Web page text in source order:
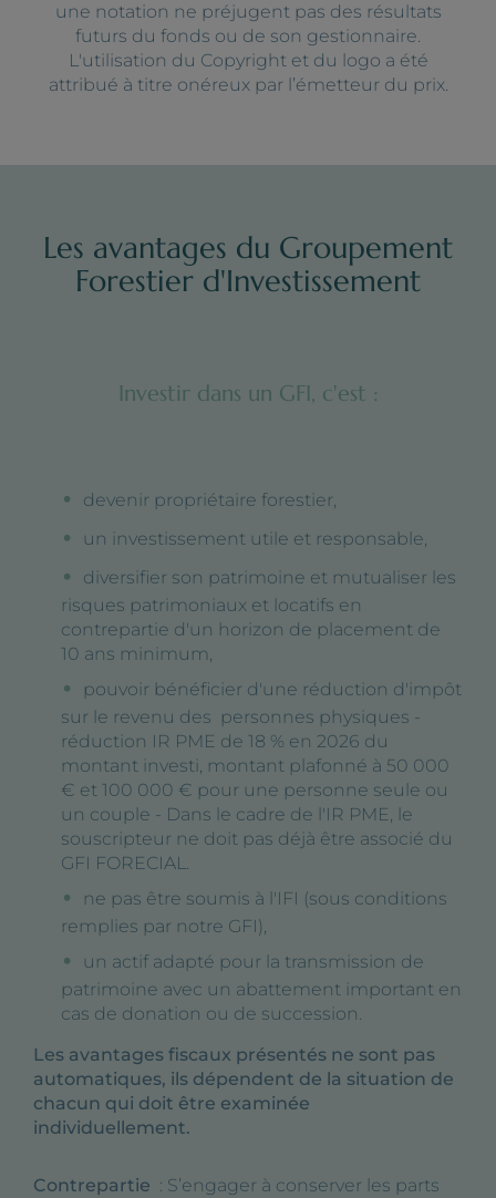
une notation ne préjugent pas des résultats
futurs du fonds ou de son gestionnaire.
L'utilisation du Copyright et du logo a été
attribué à titre onéreux par l’émetteur du prix.
Les avantages du Groupement
Forestier d'Investissement
Investir dans un GFI, c'est :
devenir propriétaire forestier,
un investissement utile et responsable,
diversifier son patrimoine et mutualiser les
risques patrimoniaux et locatifs en
contrepartie d'un horizon de placement de
10 ans minimum,
pouvoir bénéficier d'une réduction d'impôt
sur le revenu des personnes physiques -
réduction IR PME de 18 % en 2026 du
montant investi, montant plafonné à 50 000
€ et 100 000 € pour une personne seule ou
un couple - Dans le cadre de l'IR PME, le
souscripteur ne doit pas déjà être associé du
GFI FORECIAL.
ne pas être soumis à l'IFI (sous conditions
remplies par notre GFI),
un actif adapté pour la transmission de
patrimoine avec un abattement important en
cas de donation ou de succession.
Les avantages fiscaux présentés ne sont pas
automatiques, ils dépendent de la situation de
chacun qui doit être examinée
individuellement.
Contrepartie : S’engager à conserver les parts